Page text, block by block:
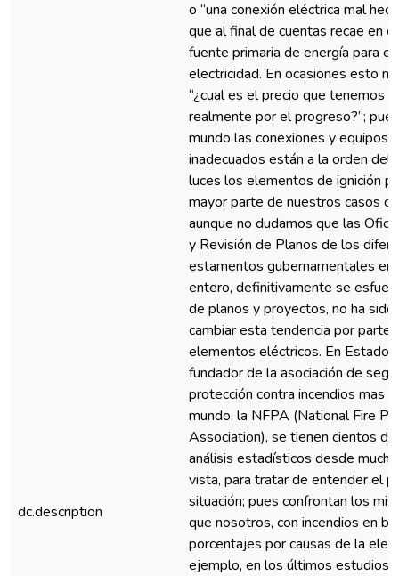
dc.description
o “una conexión eléctrica mal
que al final de cuentas recae en
fuente primaria de energía para el
electricidad. En ocasiones esto
“¿cual es el precio que tenemos
realmente por el progreso?”;
mundo las conexiones y equipos
inadecuados están a la orden del
luces los elementos de ignición
mayor parte de nuestros casos
aunque no dudamos que las
y Revisión de Planos de los
estamentos gubernamentales en
entero, definitivamente se
de planos y proyectos, no ha
cambiar esta tendencia por parte
elementos eléctricos. En
fundador de la asociación de
protección contra incendios mas
mundo, la NFPA (National Fire
Association), se tienen cientos
análisis estadísticos desde
vista, para tratar de entender el
situación; pues confrontan los
que nosotros, con incendios en
porcentajes por causas de la
ejemplo, en los últimos estudios